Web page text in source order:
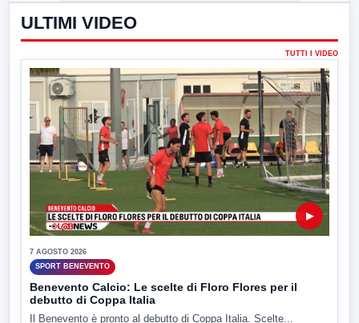
ULTIMI VIDEO
TUTTI I VIDEO
▶
7 AGOSTO 2026
SPORT BENEVENTO
Benevento Calcio: Le scelte di Floro Flores per il
debutto di Coppa Italia
Il Benevento è pronto al debutto di Coppa Italia. Scelte...